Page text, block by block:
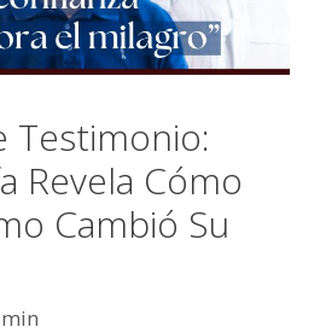
Testimonio:
Revela Cómo
Cambió Su